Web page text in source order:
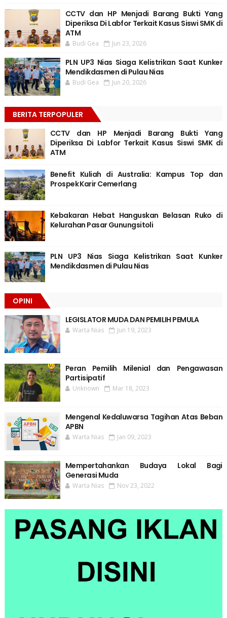
CCTV dan HP Menjadi Barang Bukti Yang
Diperiksa Di Labfor Terkait Kasus Siswi SMK di
ATM
Budi Gea Jun 23, 2026
PLN UP3 Nias Siaga Kelistrikan Saat Kunker
Mendikdasmen di Pulau Nias
Budi Gea Jun 20, 2026
BERITA TERPOPULER
CCTV dan HP Menjadi Barang Bukti Yang
Diperiksa Di Labfor Terkait Kasus Siswi SMK di
ATM
Benefit Kuliah di Australia: Kampus Top dan
Prospek Karir Cemerlang
Kebakaran Hebat Hanguskan Belasan Ruko di
Kelurahan Pasar Gunungsitoli
PLN UP3 Nias Siaga Kelistrikan Saat Kunker
Mendikdasmen di Pulau Nias
OPINI
LEGISLATOR MUDA DAN PEMILIH PEMULA
Warta Nias Jun 19, 2023
Peran Pemilih Milenial dan Pengawasan
Partisipatif
Unknown Mar 18, 2023
Mengenal Kedaluwarsa Tagihan Atas Beban
APBN
Warta Nias Jan 09, 2023
Mempertahankan Budaya Lokal Bagi
Generasi Muda
Warta Nias Nov 23, 2022